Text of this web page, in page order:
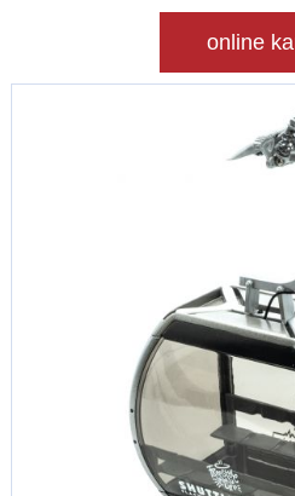
online